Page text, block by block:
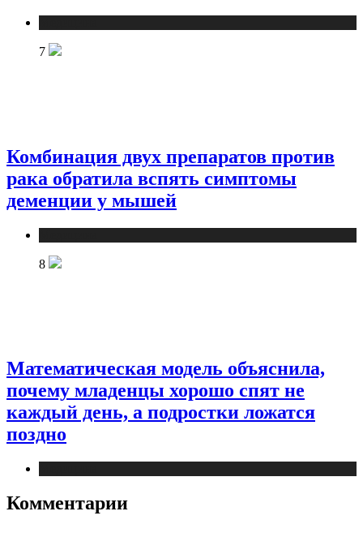
7
Комбинация двух препаратов против
рака обратила вспять симптомы
деменции у мышей
8
Математическая модель объяснила,
почему младенцы хорошо спят не
каждый день, а подростки ложатся
поздно
Комментарии